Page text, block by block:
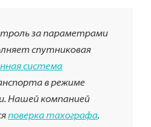
за параметрами
спутниковая
система
в режиме
Нашей компанией
поверка тахографа.